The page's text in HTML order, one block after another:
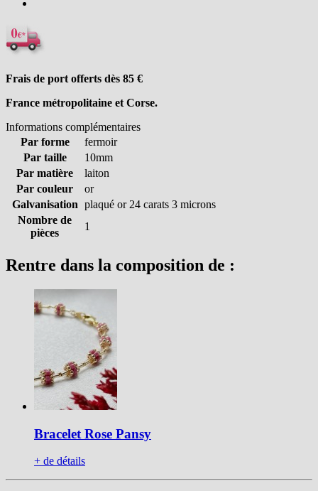
Frais de port offerts dès 85 €
France métropolitaine et Corse.
Informations complémentaires
Par forme
fermoir
Par taille
10mm
Par matière
laiton
Par couleur
or
Galvanisation plaqué or 24 carats 3 microns
Nombre de
pièces
1
Rentre dans la composition de :
Bracelet Rose Pansy
+ de détails